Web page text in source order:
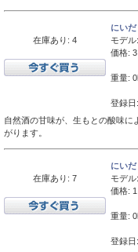
在庫あり: 4
にい
モデル:
価格:
重量:
登録
自然酒の甘味が、生もとの酸味
がります。
在庫あり: 7
にい
モデル:
価格:
重量:
登録